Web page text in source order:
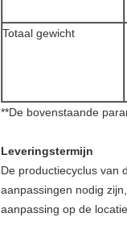
Totaal gewicht
**De bovenstaande
Leveringstermijn
De productiecyclus van
aanpassingen nodig
aanpassing op de